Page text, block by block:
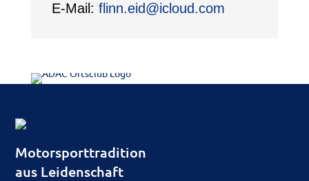
E-Mail: flinn.eid@icloud.com
Motorsporttradition
aus Leidenschaft